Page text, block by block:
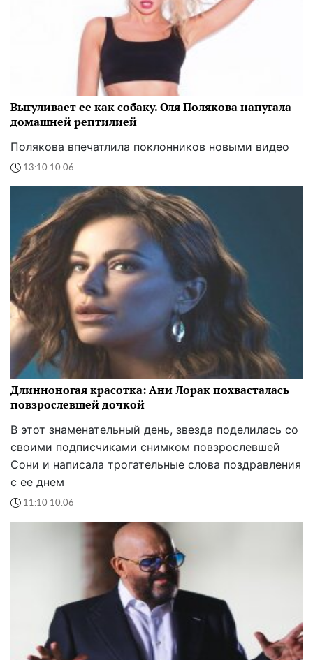
Выгуливает ее как собаку. Оля Полякова напугала
домашней рептилией
Полякова впечатлила поклонников новыми видео
13:10 10.06
Длинноногая красотка: Ани Лорак похвасталась
повзрослевшей дочкой
В этот знаменательный день, звезда поделилась со
своими подписчиками снимком повзрослевшей
Сони и написала трогательные слова поздравления
с ее днем
11:10 10.06